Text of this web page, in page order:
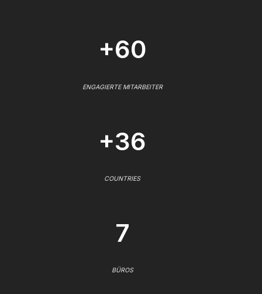
+60
ENGAGIERTE MITARBEITER
+36
COUNTRIES
7
BÜROS